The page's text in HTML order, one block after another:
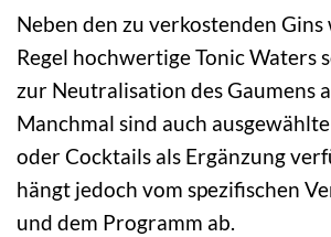
Neben den zu verkostenden
Regel hochwertige Tonic Waters
zur Neutralisation des Gaumens
Manchmal sind auch
oder Cocktails als Ergänzung
hängt jedoch vom spezifischen
und dem Programm ab.